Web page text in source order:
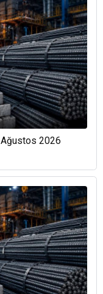
Ağustos 2026